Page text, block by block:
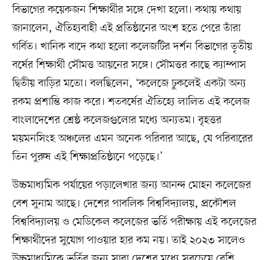
বিভাগের কয়েকজন শিক্ষার্থীর সঙ্গে দেখা হলো। কথায় কথায়
জানালেন, ঐতিহ্যবাহী এই প্রতিষ্ঠানের অংশ হতে পেরে তাঁরা
গর্বিত। খানিক বাদে কথা হলো কলেজটির দর্শন বিভাগের তৃতীয়
বর্ষের শিক্ষার্থী সৌমত্ত আয়নের সঙ্গে। সৌমত্তর কাছে ক্যাম্পাস
দ্বিতীয় বাড়ির মতো। বলছিলেন, ‘কলেজে ঢুকলেই একটা অন্য
রকম প্রশান্তি কাজ করে। শতবর্ষের ঐতিহ্যে লালিত এই কলেজ
বাংলাদেশের শ্রেষ্ঠ কলেজগুলোর মধ্যে অন্যতম। বৃহত্তর
ময়মনসিংহ অঞ্চলের এমন অনেক পরিবার আছে, যে পরিবারের
তিন পুরুষ এই শিক্ষাপ্রতিষ্ঠানে পড়েছে।’
উচ্চমাধ্যমিক পর্যায়ের পড়ালেখার জন্য আনন্দ মোহন কলেজের
বেশ সুনাম আছে। দেশের পাবলিক বিশ্ববিদ্যালয়, প্রকৌশল
বিশ্ববিদ্যালয় ও মেডিকেল কলেজের ভর্তি পরীক্ষায় এই কলেজের
শিক্ষার্থীদের সুযোগ পাওয়ার হার কম নয়। তাই ২০২৩ সালেও